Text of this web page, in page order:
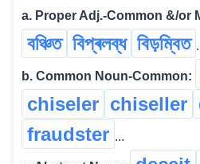
a. Proper Adj.-Common &/or
বঞ্চিত বিপ্ৰলব্ধ বিড়ম্বিত
b. Common Noun-Common:
chiseler chiseller
fraudster ...